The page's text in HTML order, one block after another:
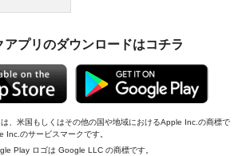
アプリのダウンロードはコチラ
、米国もしくはその他の国や地域におけるApple Inc.の商標で
のサービスマークです。
Play ロゴは Google LLC の商標です。